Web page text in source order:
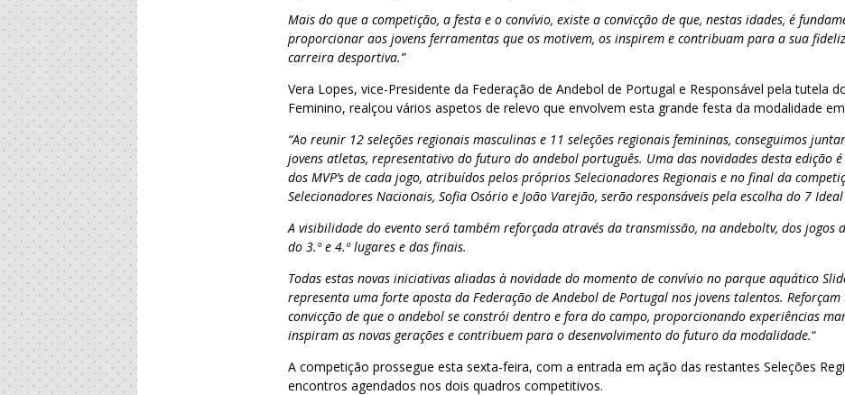
Mais do que a competição, a festa e o convívio, existe a convicção de que, nestas idades, é
proporcionar aos jovens ferramentas que os motivem, os inspirem e contribuam para a sua
carreira desportiva.”
Vera Lopes, vice-Presidente da Federação de Andebol de Portugal e Responsável pela tutela
Feminino, realçou vários aspetos de relevo que envolvem esta grande festa da modalidade
“Ao reunir 12 seleções regionais masculinas e 11 seleções regionais femininas, conseguimos
jovens atletas, representativo do futuro do andebol português. Uma das novidades desta edição
dos MVP’s de cada jogo, atribuídos pelos próprios Selecionadores Regionais e no final da
Selecionadores Nacionais, Sofia Osório e João Varejão, serão responsáveis pela escolha do 7
A visibilidade do evento será também reforçada através da transmissão, na andeboltv, dos jogos
do 3.º e 4.º lugares e das finais.
Todas estas novas iniciativas aliadas à novidade do momento de convívio no parque aquático
representa uma forte aposta da Federação de Andebol de Portugal nos jovens talentos.
convicção de que o andebol se constrói dentro e fora do campo, proporcionando experiências
inspiram as novas gerações e contribuem para o desenvolvimento do futuro da modalidade.“
A competição prossegue esta sexta-feira, com a entrada em ação das restantes Seleções
encontros agendados nos dois quadros competitivos.